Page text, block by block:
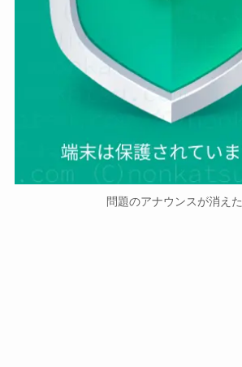
問題のアナウンスが消えた